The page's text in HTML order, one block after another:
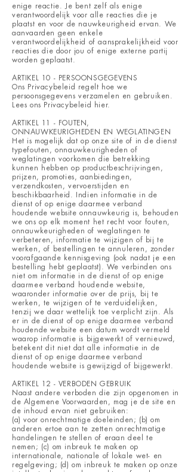
enige reactie. Je bent zelf als enige
verantwoordelijk voor alle reacties die je
plaatst en voor de nauwkeurigheid ervan. We
aanvaarden geen enkele
verantwoordelijkheid of aansprakelijkheid voor
reacties die door jou of enige externe partij
worden geplaatst.
ARTIKEL 10 - PERSOONSGEGEVENS
Ons Privacybeleid regelt hoe we
persoonsgegevens verzamelen en gebruiken.
Lees ons Privacybeleid
hier.
ARTIKEL 11 - FOUTEN,
ONNAUWKEURIGHEDEN EN WEGLATINGEN
Het is mogelijk dat op onze site of in de dienst
typefouten, onnauwkeurigheden of
weglatingen voorkomen die betrekking
kunnen hebben op productbeschrijvingen,
prijzen, promoties, aanbiedingen,
verzendkosten, vervoerstijden en
beschikbaarheid. Indien informatie in de
dienst of op enige daarmee verband
houdende website onnauwkeurig is, behouden
we ons op elk moment het recht voor fouten,
onnauwkeurigheden of weglatingen te
verbeteren, informatie te wijzigen of bij te
werken, of bestellingen te annuleren, zonder
voorafgaande kennisgeving (ook nadat je een
bestelling hebt geplaatst). We verbinden ons
niet om informatie in de dienst of op enige
daarmee verband houdende website,
waaronder informatie over de prijs, bij te
werken, te wijzigen of te verduidelijken,
tenzij we daar wettelijk toe verplicht zijn. Als
er in de dienst of op enige daarmee verband
houdende website een datum wordt vermeld
waarop informatie is bijgewerkt of vernieuwd,
betekent dit niet dat alle informatie in de
dienst of op enige daarmee verband
houdende website is gewijzigd of bijgewerkt.
ARTIKEL 12 - VERBODEN GEBRUIK
Naast andere verboden die zijn opgenomen in
de Algemene Voorwaarden, mag je de site en
de inhoud ervan niet gebruiken:
(a) voor onrechtmatige doeleinden; (b) om
anderen ertoe aan te zetten onrechtmatige
handelingen te stellen of eraan deel te
nemen; (c) om inbreuk te maken op
internationale, nationale of lokale wet- en
regelgeving; (d) om inbreuk te maken op onze